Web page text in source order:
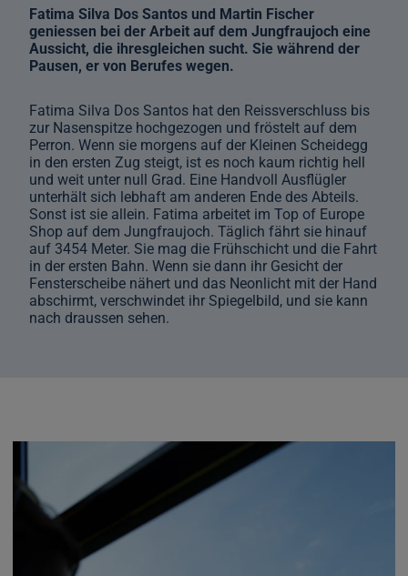
Fatima Silva Dos Santos und Martin Fischer
geniessen bei der Arbeit auf dem Jungfraujoch eine
Aussicht, die ihresgleichen sucht. Sie während der
Pausen, er von Berufes wegen.
Fatima Silva Dos Santos hat den Reissverschluss bis
zur Nasenspitze hochgezogen und fröstelt auf dem
Perron. Wenn sie morgens auf der Kleinen Scheidegg
in den ersten Zug steigt, ist es noch kaum richtig hell
und weit unter null Grad. Eine Handvoll Ausflügler
unterhält sich lebhaft am anderen Ende des Abteils.
Sonst ist sie allein. Fatima arbeitet im Top of Europe
Shop auf dem Jungfraujoch. Täglich fährt sie hinauf
auf 3454 Meter. Sie mag die Frühschicht und die Fahrt
in der ersten Bahn. Wenn sie dann ihr Gesicht der
Fensterscheibe nähert und das Neonlicht mit der Hand
abschirmt, verschwindet ihr Spiegelbild, und sie kann
nach draussen sehen.